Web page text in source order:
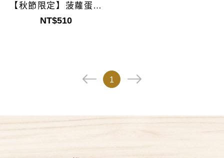
【秋節限定】菠蘿蛋黃
酥禮盒6入
NT$510
1